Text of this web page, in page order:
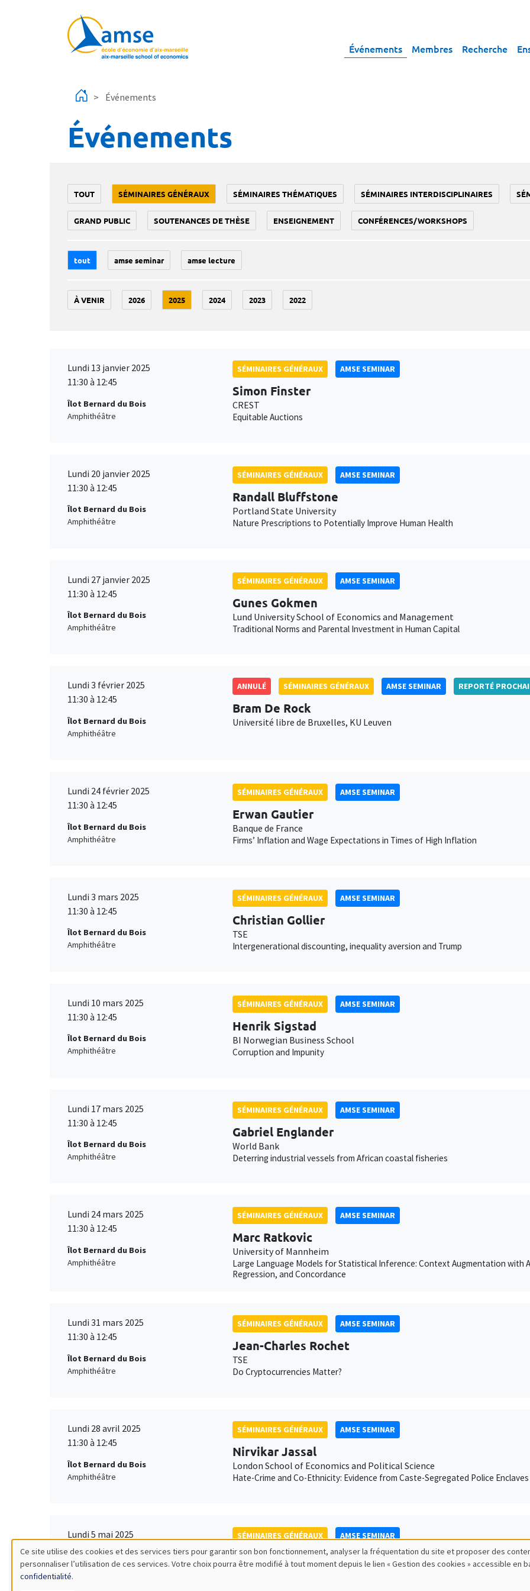
Événements Membres Recherche
Événements
Événements
TOUT SÉMINAIRES GÉNÉRAUX SÉMINAIRES THÉMATIQUES SÉMINAIRES INTERDISCIPLINAIRES
GRAND PUBLIC SOUTENANCES DE THÈSE ENSEIGNEMENT CONFÉRENCES/WORKSHOPS
tout amse seminar amse lecture
À VENIR 2026 2025 2024 2023 2022
Lundi 13 janvier 2025
11:30 à 12:45
Îlot Bernard du Bois
Amphithéâtre
SÉMINAIRES GÉNÉRAUX AMSE SEMINAR
Simon Finster
CREST
Equitable Auctions
Lundi 20 janvier 2025
11:30 à 12:45
Îlot Bernard du Bois
Amphithéâtre
SÉMINAIRES GÉNÉRAUX AMSE SEMINAR
Randall Bluffstone
Portland State University
Nature Prescriptions to Potentially Improve Human Health
Lundi 27 janvier 2025
11:30 à 12:45
Îlot Bernard du Bois
Amphithéâtre
SÉMINAIRES GÉNÉRAUX AMSE SEMINAR
Gunes Gokmen
Lund University School of Economics and Management
Traditional Norms and Parental Investment in Human Capital
Lundi 3 février 2025
11:30 à 12:45
Îlot Bernard du Bois
Amphithéâtre
ANNULÉ SÉMINAIRES GÉNÉRAUX AMSE SEMINAR REPORTÉ
Bram De Rock
Université libre de Bruxelles, KU Leuven
Lundi 24 février 2025
11:30 à 12:45
Îlot Bernard du Bois
Amphithéâtre
SÉMINAIRES GÉNÉRAUX AMSE SEMINAR
Erwan Gautier
Banque de France
Firms’ Inflation and Wage Expectations in Times of High Inflation
Lundi 3 mars 2025
11:30 à 12:45
Îlot Bernard du Bois
Amphithéâtre
SÉMINAIRES GÉNÉRAUX AMSE SEMINAR
Christian Gollier
TSE
Intergenerational discounting, inequality aversion and Trump
Lundi 10 mars 2025
11:30 à 12:45
Îlot Bernard du Bois
Amphithéâtre
SÉMINAIRES GÉNÉRAUX AMSE SEMINAR
Henrik Sigstad
BI Norwegian Business School
Corruption and Impunity
Lundi 17 mars 2025
11:30 à 12:45
Îlot Bernard du Bois
Amphithéâtre
SÉMINAIRES GÉNÉRAUX AMSE SEMINAR
Gabriel Englander
World Bank
Deterring industrial vessels from African coastal fisheries
Lundi 24 mars 2025
11:30 à 12:45
Îlot Bernard du Bois
Amphithéâtre
SÉMINAIRES GÉNÉRAUX AMSE SEMINAR
Marc Ratkovic
University of Mannheim
Large Language Models for Statistical Inference: Context Augmentation with
Regression, and Concordance
Lundi 31 mars 2025
11:30 à 12:45
Îlot Bernard du Bois
Amphithéâtre
SÉMINAIRES GÉNÉRAUX AMSE SEMINAR
Jean-Charles Rochet
TSE
Do Cryptocurrencies Matter?
Lundi 28 avril 2025
11:30 à 12:45
Îlot Bernard du Bois
Amphithéâtre
SÉMINAIRES GÉNÉRAUX AMSE SEMINAR
Nirvikar Jassal
London School of Economics and Political Science
Hate-Crime and Co-Ethnicity: Evidence from Caste-Segregated Police Enclaves
Lundi 5 mai 2025
11:30 à 12:45
Îlot Bernard du Bois
Amphithéâtre
SÉMINAIRES GÉNÉRAUX AMSE SEMINAR
Jörgen Weibull
Stockholm School of Economics
Utilisation
Ce site utilise des cookies et des services tiers pour garantir son bon fonctionnement, analyser la fréquentation du site et proposer des
personnaliser l’utilisation de ces services. Votre choix pourra être modifié à tout moment depuis le lien « Gestion des cookies » accessible en
confidentialité.